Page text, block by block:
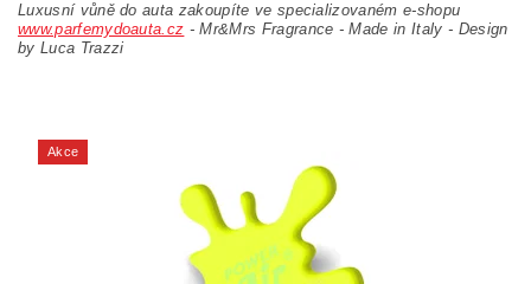
Luxusní vůně do auta zakoupíte ve specializovaném e-shopu
www.parfemydoauta.cz -Mr&Mrs Fragrance - Made in Italy - Design
by Luca Trazzi
Akce